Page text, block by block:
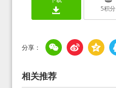
5积分
相关推荐